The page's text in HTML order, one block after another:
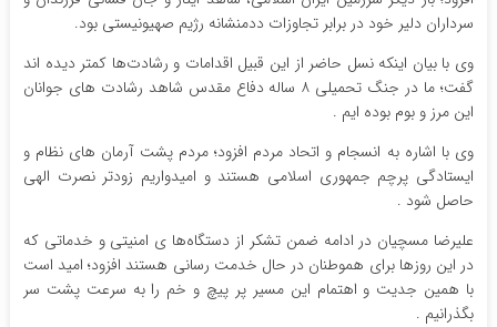
سرداران دلیر خود در برابر تجاوزات ددمنشانه رژیم صهیونیستی بود.
وی با بیان اینکه نسل حاضر از این قبیل اقدامات و رشادت‌ها کمتر دیده اند
گفت؛ ما در جنگ تحمیلی ۸ ساله دفاع مقدس شاهد رشادت های جوانان
این مرز و بوم بوده ایم .
وی با اشاره به انسجام و اتحاد مردم افزود؛ مردم پشت آرمان های نظام و
ایستادگی پرچم جمهوری اسلامی هستند و امیدواریم زودتر نصرت الهی
حاصل شود .
علیرضا مسچیان در ادامه ضمن تشکر از دستگاه‌ها ی امنیتی و خدماتی که
در این روزها برای هموطنان در حال خدمت رسانی هستند افزود؛ امید است
با همین جدیت و اهتمام این مسیر پر پیچ و خم را به سرعت پشت سر
بگذرانیم .